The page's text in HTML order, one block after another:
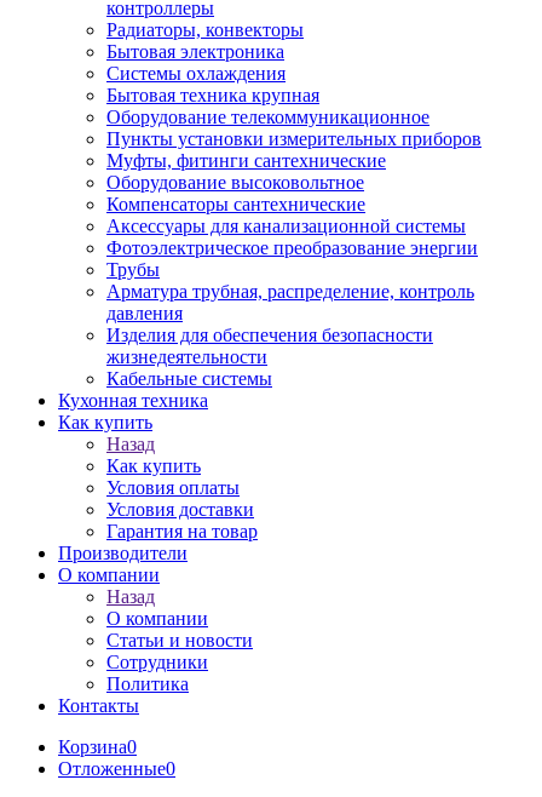
контроллеры
Радиаторы, конвекторы
Бытовая электроника
Системы охлаждения
Бытовая техника крупная
Оборудование телекоммуникационное
Пункты установки измерительных приборов
Муфты, фитинги сантехнические
Оборудование высоковольтное
Компенсаторы сантехнические
Аксессуары для канализационной системы
Фотоэлектрическое преобразование энергии
Трубы
Арматура трубная, распределение, контроль
давления
Изделия для обеспечения безопасности
жизнедеятельности
Кабельные системы
Кухонная техника
Как купить
Назад
Как купить
Условия оплаты
Условия доставки
Гарантия на товар
Производители
О компании
Назад
О компании
Статьи и новости
Сотрудники
Политика
Контакты
Корзина0
Отложенные0